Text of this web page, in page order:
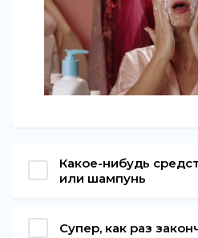
Какое-нибудь
или шампунь
Супер, как раз